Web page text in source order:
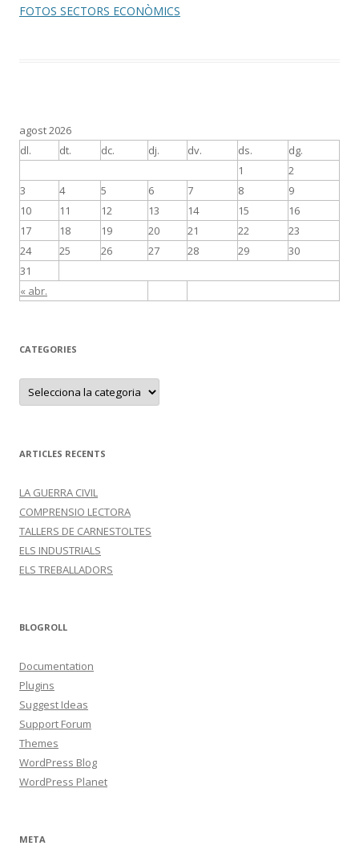
FOTOS SECTORS ECONÒMICS
agost 2026
dl.
dt. dc. dj. dv. ds. dg.
« abr.
1
2
3
4 5 6 7 8
9
10
11 12 13 14 15
16
17
18 19 20 21 22
23
24
25 26 27 28 29
30
31
CATEGORIES
C
t
r
i
ARTICLES RECENTS
LA GUERRA CIVIL
COMPRENSIO LECTORA
TALLERS DE CARNESTOLTES
ELS INDUSTRIALS
ELS TREBALLADORS
BLOGROLL
Documentation
Plugins
Suggest Ideas
Support Forum
Themes
WordPress Blog
WordPress Planet
META